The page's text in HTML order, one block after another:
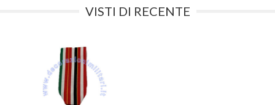
VISTI DI RECENTE